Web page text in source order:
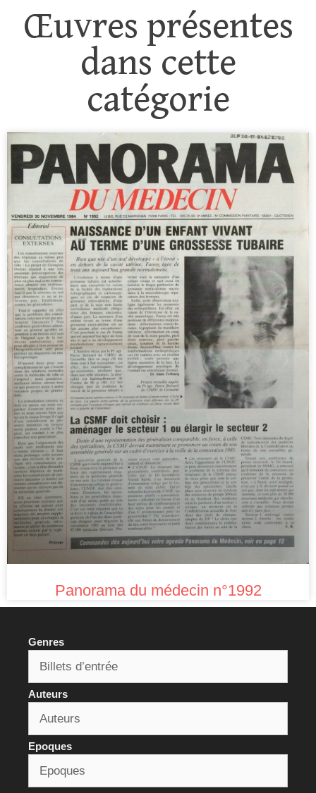
Œuvres présentes
dans cette
catégorie
Panorama du médecin n°1992
Genres
Auteurs
Epoques